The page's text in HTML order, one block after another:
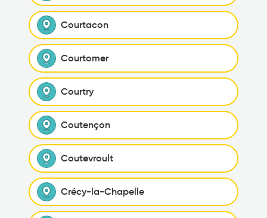
Courtacon
Courtomer
Courtry
Coutençon
Coutevroult
Crécy-la-Chapelle